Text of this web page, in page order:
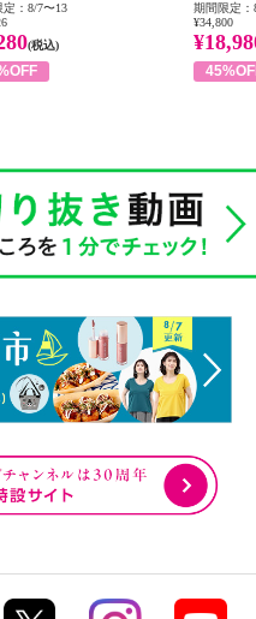
定：8/7〜13
(税込)
期間限定：
¥34,800